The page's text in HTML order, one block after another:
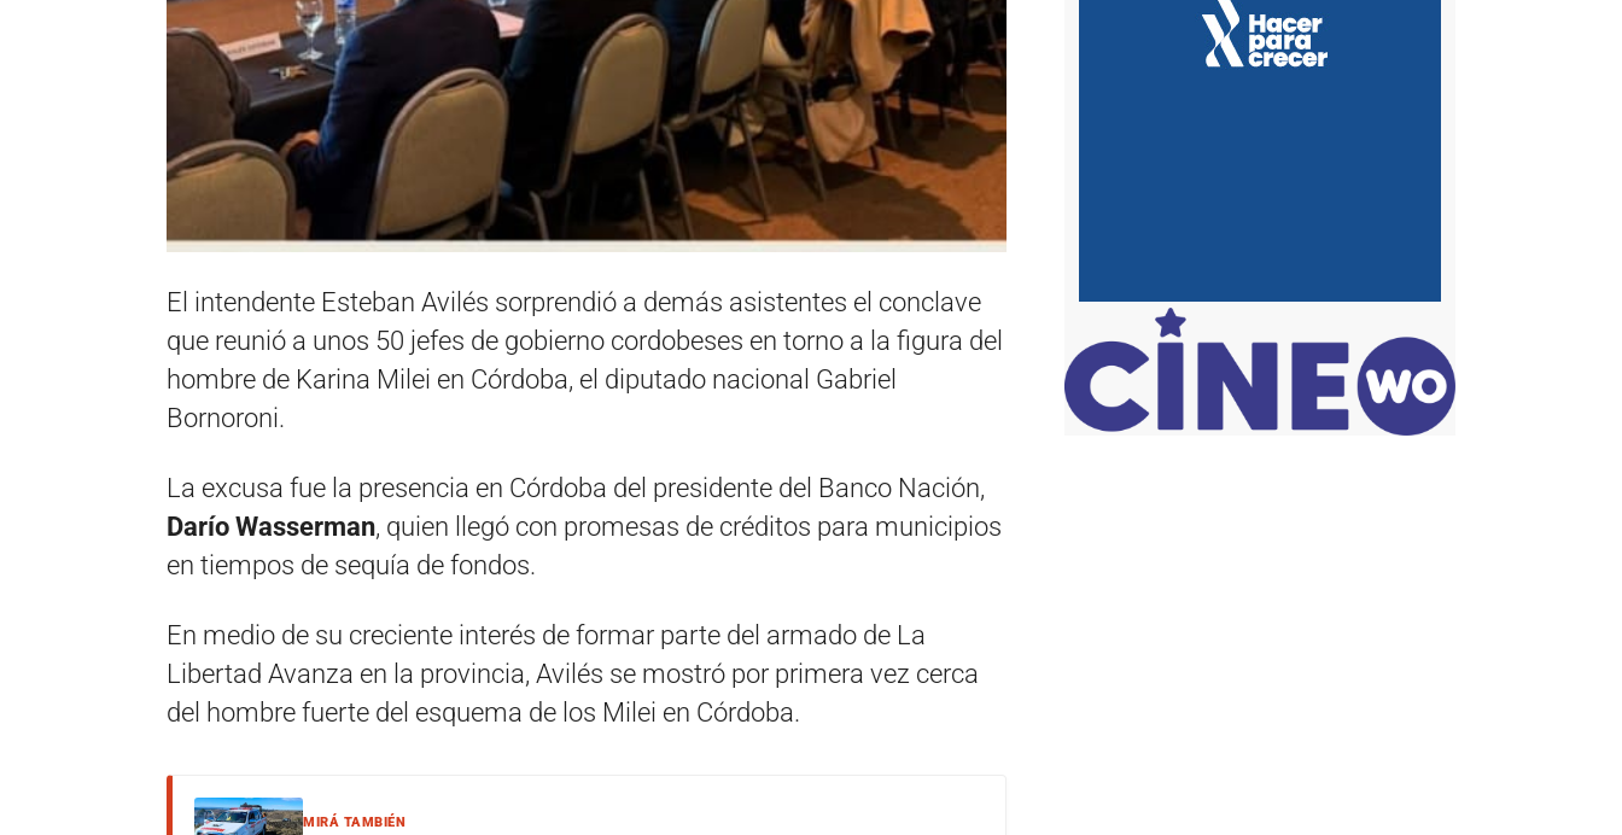
El intendente Esteban Avilés sorprendió a demás asistentes el conclave
que reunió a unos 50 jefes de gobierno cordobeses en torno a la figura del
hombre de Karina Milei en Córdoba, el diputado nacional Gabriel
Bornoroni.
La excusa fue la presencia en Córdoba del presidente del Banco Nación,
Darío Wasserman, quien llegó con promesas de créditos para municipios
en tiempos de sequía de fondos.
En medio de su creciente interés de formar parte del armado de La
Libertad Avanza en la provincia, Avilés se mostró por primera vez cerca
del hombre fuerte del esquema de los Milei en Córdoba.
MIRÁ TAMBIÉN